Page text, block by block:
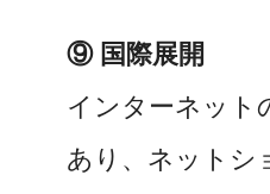
⑨ 国際展開
インターネット
あり、ネットシ